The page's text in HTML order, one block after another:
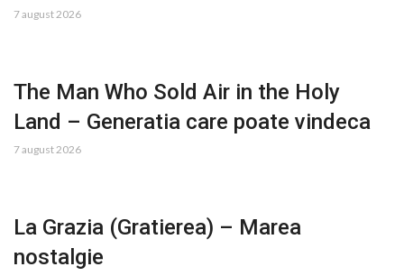
7 august 2026
The Man Who Sold Air in the Holy
Land – Generatia care poate vindeca
7 august 2026
La Grazia (Gratierea) – Marea
nostalgie